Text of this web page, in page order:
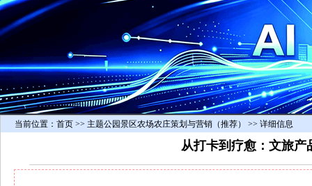
当前位置： 首页 >> 主题公园景区农场农庄策划与营销（推荐） >> 详细信息
从打卡到疗愈：文旅产